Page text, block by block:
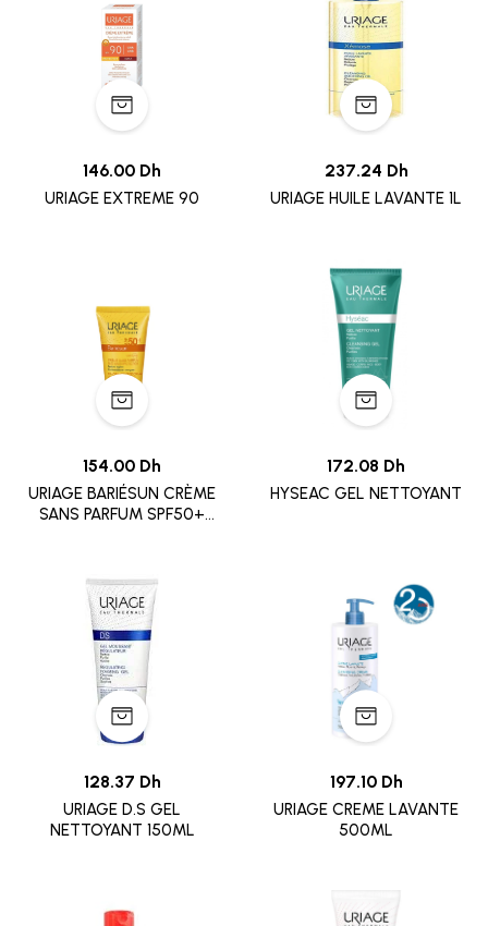
146.00 Dh
URIAGE EXTREME 90
237.24 Dh
URIAGE HUILE LAVANTE 1L
154.00 Dh
URIAGE BARIÉSUN CRÈME
SANS PARFUM SPF50+
172.08 Dh
HYSEAC GEL NETTOYANT
128.37 Dh
URIAGE D.S GEL
NETTOYANT 150ML
197.10 Dh
URIAGE CREME LAVANTE
500ML